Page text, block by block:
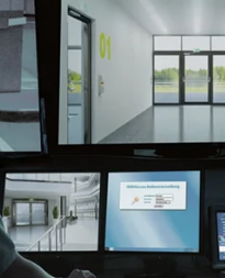
kombiniert
moderne Paniktüren.
sorgt für intuitive